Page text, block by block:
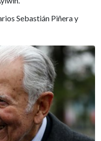
Sebastián Piñera y